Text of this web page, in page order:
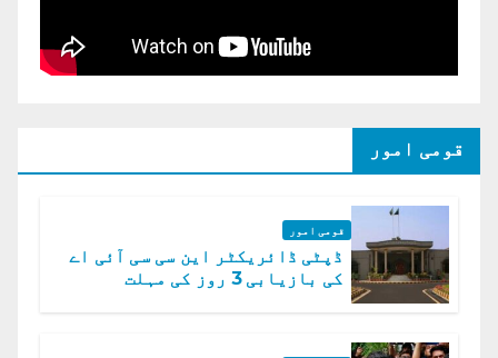
قومی امور
قومی امور
ڈپٹی ڈائریکٹر این سی سی آئی اے
کی بازیابی 3 روز کی مہلت